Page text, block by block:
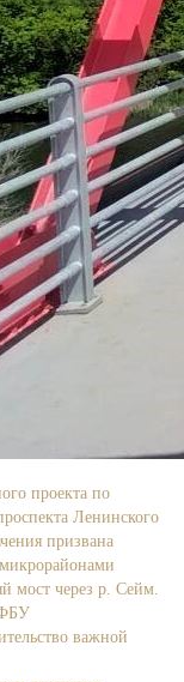
проекта по
Ленинского
призвана
мост через р. Сейм.
ФБУ
важной